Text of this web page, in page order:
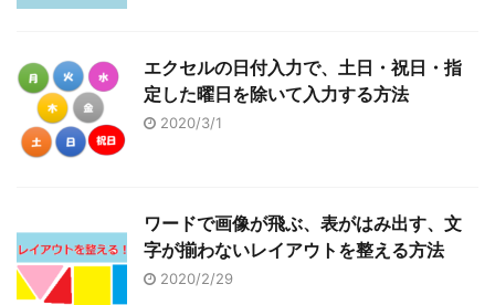
エクセルの日付入力で、土日・祝日・指
定した曜日を除いて入力する方法
2020/3/1
ワードで画像が飛ぶ、表がはみ出す、文
字が揃わないレイアウトを整える方法
2020/2/29